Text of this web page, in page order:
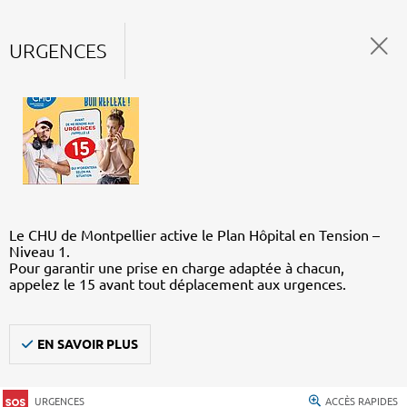
URGENCES
Le CHU de Montpellier active le Plan Hôpital en Tension –
Niveau 1.
Pour garantir une prise en charge adaptée à chacun,
appelez le 15 avant tout déplacement aux urgences.
EN SAVOIR PLUS
URGENCES ACCÈS RAPIDES